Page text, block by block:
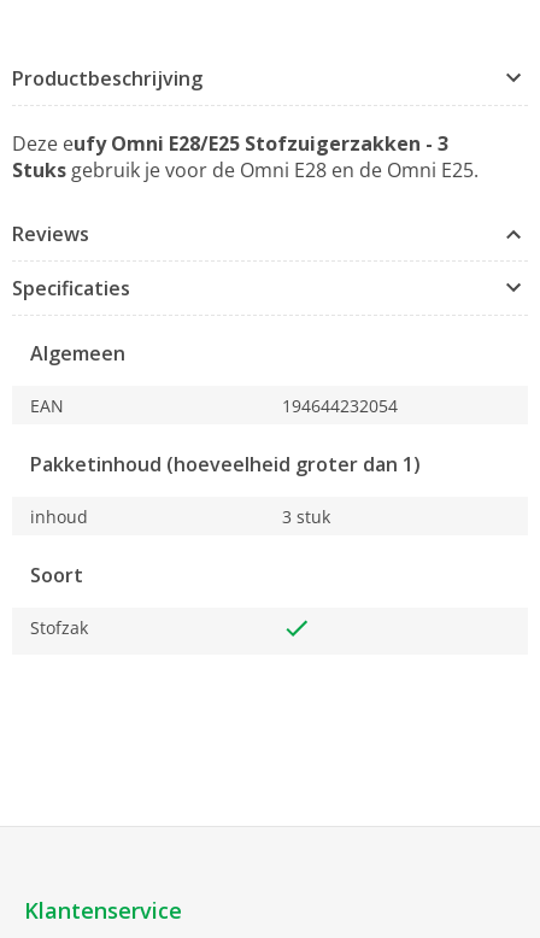
Productbeschrijving
Deze eufy Omni E28/E25 Stofzuigerzakken - 3
Stuks gebruik je voor de Omni E28 en de Omni E25.
Reviews
Specificaties
Algemeen
EAN 194644232054
Pakketinhoud (hoeveelheid groter dan 1)
inhoud 3 stuk
Soort
Stofzak
Klantenservice